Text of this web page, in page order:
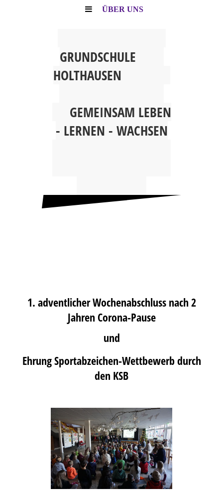
ÜBER UNS
GRUNDSCHULE
HOLTHAUSEN
GEMEINSAM LEBEN
- LERNEN - WACHSEN
1. adventlicher Wochenabschluss nach 2
Jahren Corona-Pause
und
Ehrung Sportabzeichen-Wettbewerb durch
den KSB